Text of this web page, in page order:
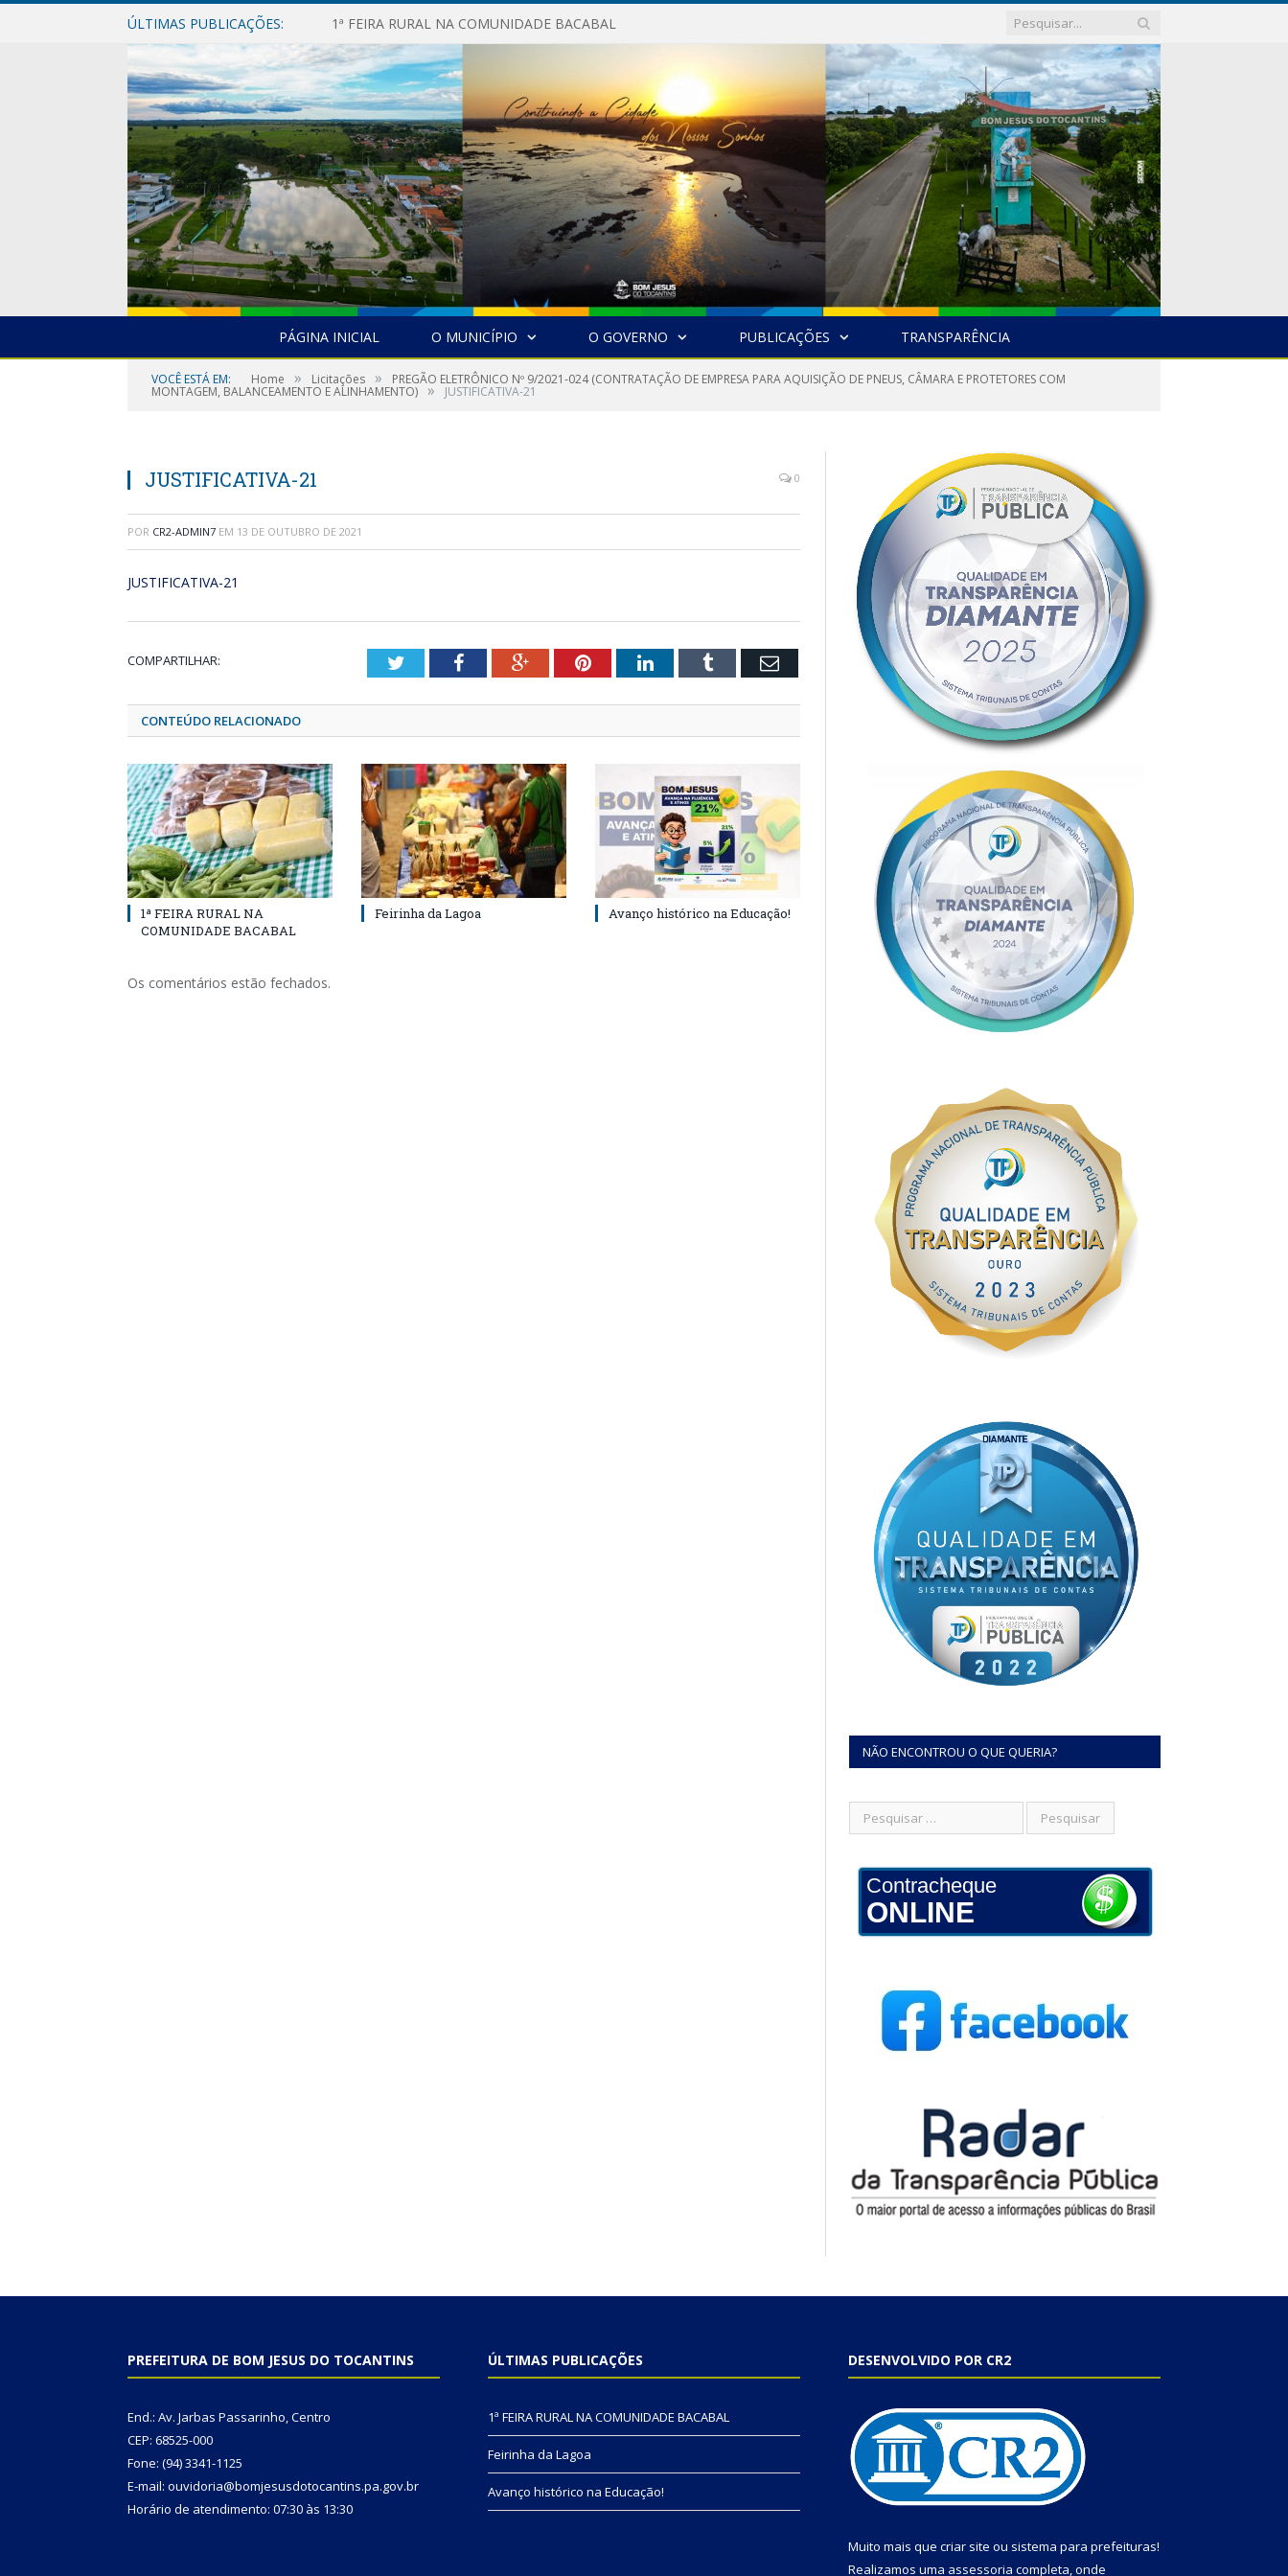
ÚLTIMAS PUBLICAÇÕES: 1ª FEIRA RURAL NA COMUNIDADE BACABAL
PÁGINA INICIAL O MUNICÍPIO O GOVERNO PUBLICAÇÕES TRANSPARÊNCIA
VOCÊ ESTÁ EM: Home » Licitações » PREGÃO ELETRÔNICO Nº 9/2021-024 (CONTRATAÇÃO DE EMPRESA PARA AQUISIÇÃO DE PNEUS, CÂMARA E PROTETORES COM
MONTAGEM, BALANCEAMENTO E ALINHAMENTO) » JUSTIFICATIVA-21
JUSTIFICATIVA-21 0
POR CR2-ADMIN7 EM 13 DE OUTUBRO DE 2021
JUSTIFICATIVA-21
COMPARTILHAR: TwitterFacebookGoogle+PinterestLinkedInTumblr Email
CONTEÚDO RELACIONADO
1ª FEIRA RURAL NA
COMUNIDADE BACABAL
Feirinha da Lagoa Avanço histórico na Educação!
Os comentários estão fechados.
NÃO ENCONTROU O QUE QUERIA?
Contracheque
ONLINE
PREFEITURA DE BOM JESUS DO TOCANTINS
End.: Av. Jarbas Passarinho, Centro
CEP: 68525-000
Fone: (94) 3341-1125
E-mail: ouvidoria@bomjesusdotocantins.pa.gov.br
Horário de atendimento: 07:30 às 13:30
ÚLTIMAS PUBLICAÇÕES
1ª FEIRA RURAL NA COMUNIDADE BACABAL
Feirinha da Lagoa
Avanço histórico na Educação!
DESENVOLVIDO POR CR2
Muito mais que criar site ou sistema para prefeituras!
Realizamos uma assessoria completa, onde